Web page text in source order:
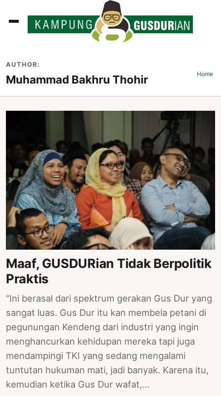
AUTHOR:
Muhammad Bakhru Thohir Home›
Maaf, GUSDURian Tidak Berpolitik
Praktis
“Ini berasal dari spektrum gerakan Gus Dur yang
sangat luas. Gus Dur itu kan membela petani di
pegunungan Kendeng dari industri yang ingin
menghancurkan kehidupan mereka tapi juga
mendampingi TKI yang sedang mengalami
tuntutan hukuman mati, jadi banyak. Karena itu,
kemudian ketika Gus Dur wafat,…